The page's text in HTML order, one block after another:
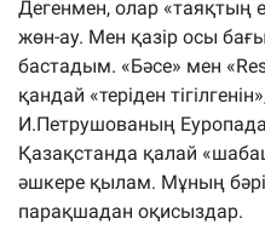
Дегенмен, олар «таяқтың
жөн-ау. Мен қазір осы
бастадым. «Бәсе» мен
қандай «теріден
И.Петрушованың
Қазақстанда қалай
әшкере қылам. Мұның
парақшадан оқисыздар.